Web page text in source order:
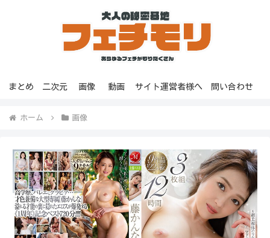
まとめ 二次元 画像 動画 サイト運営者様へ 問い合わせ
ホーム 画像